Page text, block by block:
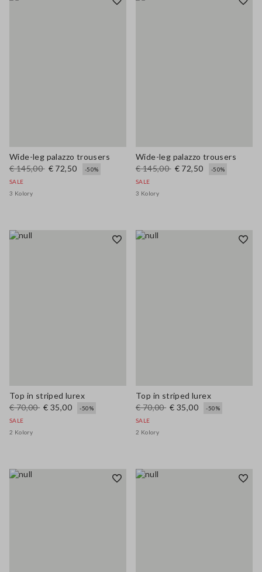
Wide-leg palazzo trousers
€ 145,00 € 72,50
-50%
SALE
3 Kolory
Wide-leg palazzo trousers
€ 145,00 € 72,50
-50%
SALE
3 Kolory
Top in striped lurex
€ 70,00 € 35,00
-50%
SALE
2 Kolory
Top in striped lurex
€ 70,00 € 35,00
-50%
SALE
2 Kolory